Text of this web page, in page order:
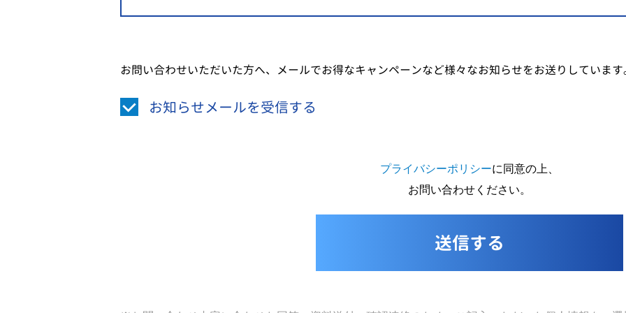
お問い合わせいただいた方へ、メールでお得なキャンペーンなど様々なお知らせをお送りしています
お知らせメールを受信する
プライバシーポリシーに同意の上、
お問い合わせください。